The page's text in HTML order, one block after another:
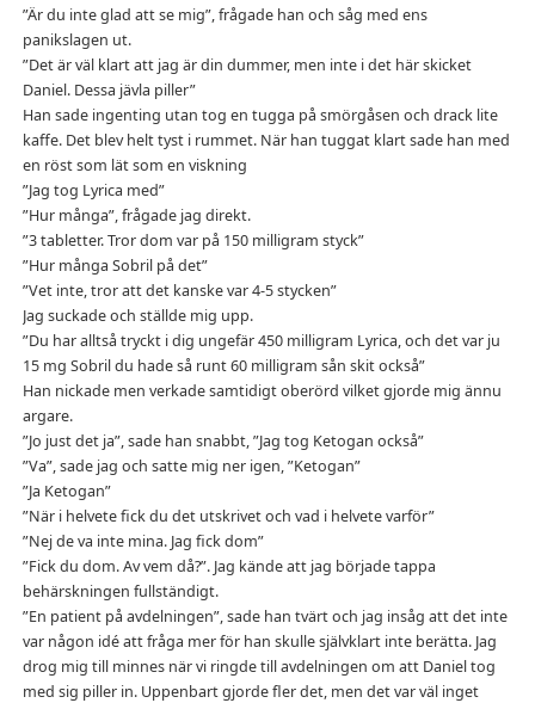
”Är du inte glad att se mig”, frågade han och såg med ens
panikslagen ut.
”Det är väl klart att jag är din dummer, men inte i det här skicket
Daniel. Dessa jävla piller”
Han sade ingenting utan tog en tugga på smörgåsen och drack lite
kaffe. Det blev helt tyst i rummet. När han tuggat klart sade han med
en röst som lät som en viskning
”Jag tog Lyrica med”
”Hur många”, frågade jag direkt.
”3 tabletter. Tror dom var på 150 milligram styck”
”Hur många Sobril på det”
”Vet inte, tror att det kanske var 4-5 stycken”
Jag suckade och ställde mig upp.
”Du har alltså tryckt i dig ungefär 450 milligram Lyrica, och det var ju
15 mg Sobril du hade så runt 60 milligram sån skit också”
Han nickade men verkade samtidigt oberörd vilket gjorde mig ännu
argare.
”Jo just det ja”, sade han snabbt, ”Jag tog Ketogan också”
”Va”, sade jag och satte mig ner igen, ”Ketogan”
”Ja Ketogan”
”När i helvete fick du det utskrivet och vad i helvete varför”
”Nej de va inte mina. Jag fick dom”
”Fick du dom. Av vem då?”. Jag kände att jag började tappa
behärskningen fullständigt.
”En patient på avdelningen”, sade han tvärt och jag insåg att det inte
var någon idé att fråga mer för han skulle självklart inte berätta. Jag
drog mig till minnes när vi ringde till avdelningen om att Daniel tog
med sig piller in. Uppenbart gjorde fler det, men det var väl inget